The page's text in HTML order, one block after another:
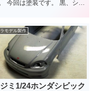
。 黒、シル
...
モデル製作
ミ1/24ホンダシビック